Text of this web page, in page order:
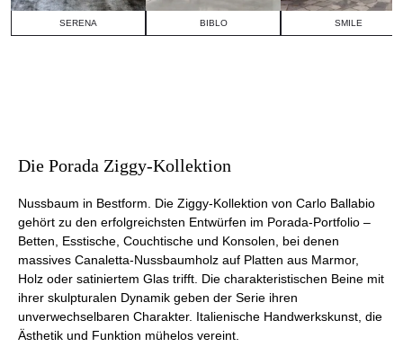
SERENA BIBLO SMILE
Die Porada Ziggy-Kollektion
Nussbaum in Bestform. Die Ziggy-Kollektion von Carlo Ballabio
gehört zu den erfolgreichsten Entwürfen im Porada-Portfolio –
Betten, Esstische, Couchtische und Konsolen, bei denen
massives Canaletta-Nussbaumholz auf Platten aus Marmor,
Holz oder satiniertem Glas trifft. Die charakteristischen Beine mit
ihrer skulpturalen Dynamik geben der Serie ihren
unverwechselbaren Charakter. Italienische Handwerkskunst, die
Ästhetik und Funktion mühelos vereint.